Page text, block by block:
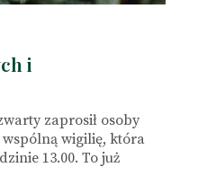
i
zaprosił osoby
wigilię, która
13.00. To już